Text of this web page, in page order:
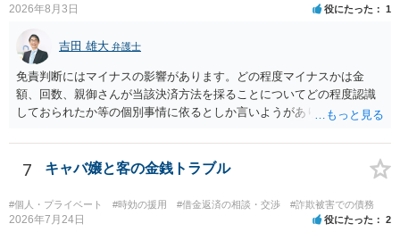
2026年8月3日 役にたった 1
吉田 雄大 弁護士
免責判断にはマイナスの影響があります。どの程度マイナスかは金
額、回数、親御さんが当該決済方法を採ることについてどの程度認識
しておられたか等の個別事情に依るとしか言いようがありません。 と
なって相談し、善後策を考えることをお勧めします。
7 キャバ嬢と客の金銭トラブル
#個人・プライベート #時効の援用 #借金返済の相談・交渉 #詐欺被害での債務
2026年7月24日 役にたった 2